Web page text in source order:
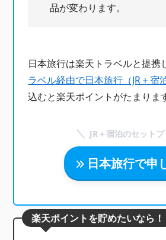
品が変わります。
日本旅行は楽天トラベルと提携
ラベル経由で日本旅行（JR＋宿
込むと楽天ポイントがたまりま
JR＋宿泊のセット
日本旅行で申
楽天ポイントを貯めたいなら！